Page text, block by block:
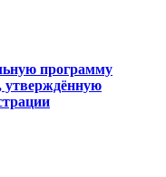
программу
утверждённую